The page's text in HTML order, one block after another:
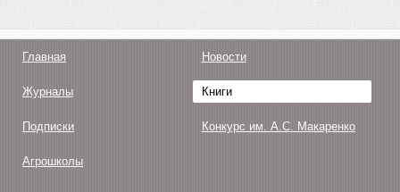
Главная Новости
Журналы Книги
Подписки Конкурс им. А.С. Макаренко
Агрошколы